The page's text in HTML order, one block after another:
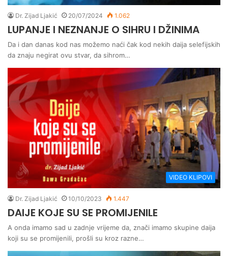
Dr. Zijad Ljakić 20/07/2024 1.062
LUPANJE I NEZNANJE O SIHRU I DŽINIMA
Da i dan danas kod nas možemo naći čak kod nekih daija selefijskih
da znaju negirat ovu stvar, da sihrom…
VIDEO KLIPOVI
Dr. Zijad Ljakić 10/10/2023 1.447
DAIJE KOJE SU SE PROMIJENILE
A onda imamo sad u zadnje vrijeme da, znači imamo skupine daija
koji su se promijenili, prošli su kroz razne…